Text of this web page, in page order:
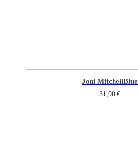
Joni MitchellBlue
31,90 €